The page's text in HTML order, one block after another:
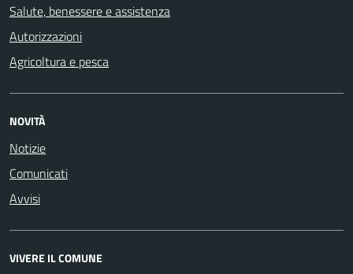
Salute, benessere e assistenza
Autorizzazioni
Agricoltura e pesca
NOVITÀ
Notizie
Comunicati
Avvisi
VIVERE IL COMUNE